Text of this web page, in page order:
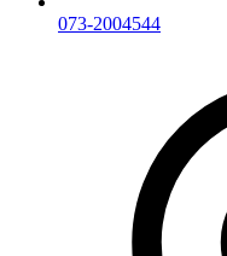
073-2004544